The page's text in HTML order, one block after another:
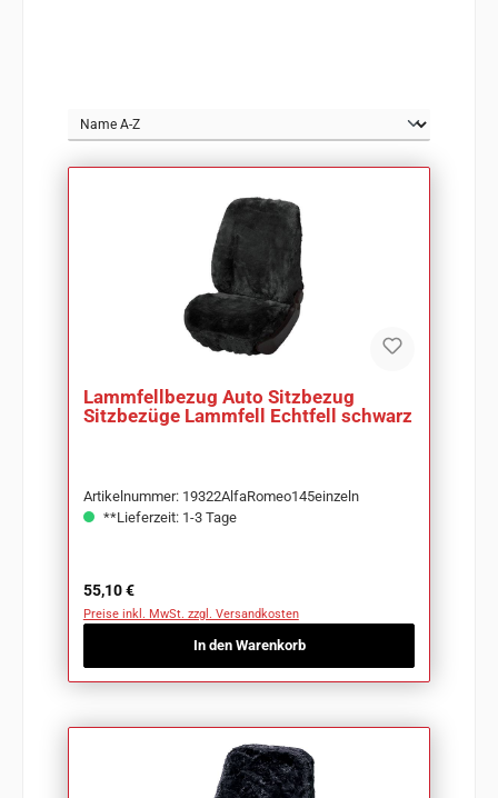
Lammfellbezug Auto Sitzbezug
Sitzbezüge Lammfell Echtfell schwarz
Artikelnummer: 19322AlfaRomeo145einzeln
**Lieferzeit: 1-3 Tage
Regulärer Preis:
55,10 €
Preise inkl. MwSt. zzgl. Versandkosten
In den Warenkorb